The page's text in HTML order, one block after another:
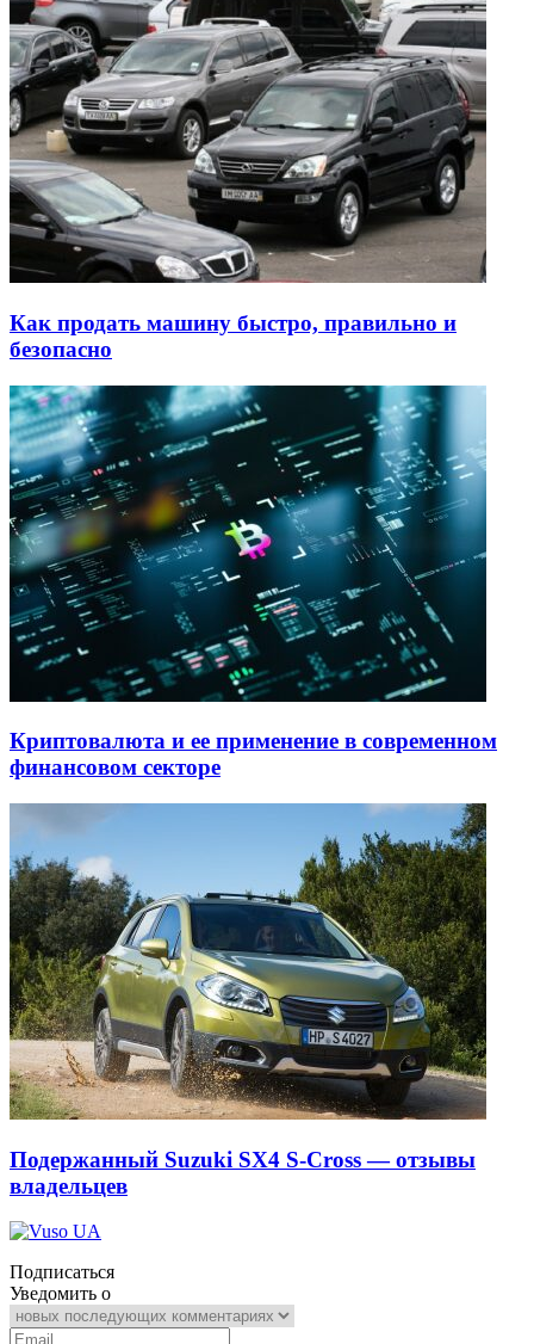
Как продать машину быстро, правильно и
безопасно
Криптовалюта и ее применение в современном
финансовом секторе
Подержанный Suzuki SX4 S-Cross — отзывы
владельцев
Подписаться
Уведомить о